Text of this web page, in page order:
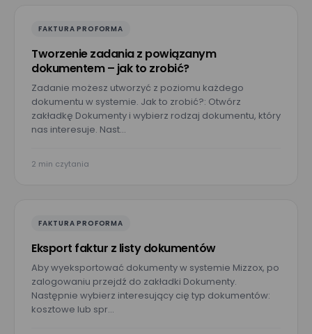
FAKTURA PROFORMA
Tworzenie zadania z powiązanym
dokumentem – jak to zrobić?
Zadanie możesz utworzyć z poziomu każdego
dokumentu w systemie. Jak to zrobić?: Otwórz
zakładkę Dokumenty i wybierz rodzaj dokumentu, który
nas interesuje. Nast…
2 min czytania
FAKTURA PROFORMA
Eksport faktur z listy dokumentów
Aby wyeksportować dokumenty w systemie Mizzox, po
zalogowaniu przejdź do zakładki Dokumenty.
Następnie wybierz interesujący cię typ dokumentów:
kosztowe lub spr…
Wielkość zespołu*
Wyrażam zgodę na przetwarzanie moich danych osobowych
podanych w powyższym formularzu przez Mizzox S.A. w celu
i może być w każdej chwili cofnięta poprzez kontakt z
administratorem danych osobowych.